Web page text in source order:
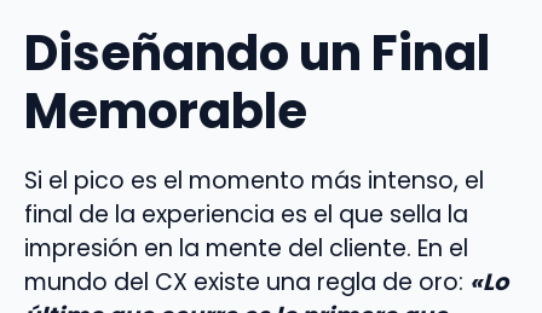
Diseñando un Final
Memorable
Si el pico es el momento más intenso, el
final de la experiencia es el que sella la
impresión en la mente del cliente. En el
mundo del CX existe una regla de oro: «Lo